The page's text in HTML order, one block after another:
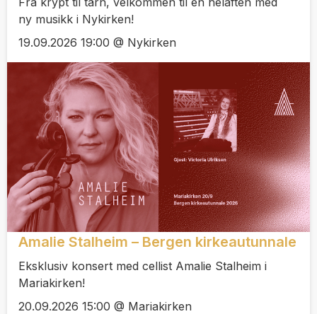
ny musikk i Nykirken!
19.09.2026 19:00 @ Nykirken
Amalie Stalheim – Bergen kirkeautunnale
Eksklusiv konsert med cellist Amalie Stalheim i
Mariakirken!
20.09.2026 15:00 @ Mariakirken